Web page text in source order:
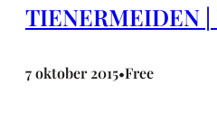
TIENERMEIDEN
7 oktober 2015•Free